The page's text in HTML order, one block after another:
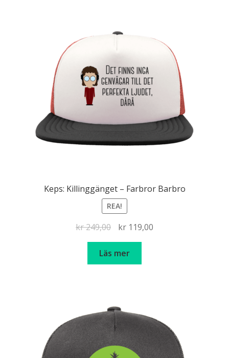
Keps: Killinggänget – Farbror Barbro
REA!
kr249,00
Det
ursprungliga
priset
var:
kr119,00Det
Läs mer